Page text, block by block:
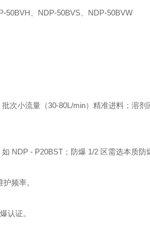
50BVH、NDP-50BVS、NDP-50BVW
次小流量（30-80L/min）精准进料；溶剂
NDP - P20BST；防爆 1/2 区需选本质防
频率。
认证。